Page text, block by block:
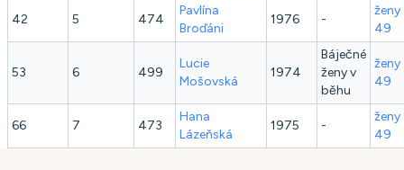
42 5 474
Pavlína
Broďáni
1976 -
49
53 6 499
Lucie
Mošovská
1974
Báječné
ženy v
běhu
49
66 7 473
Hana
Lázeňská
1975 -
49